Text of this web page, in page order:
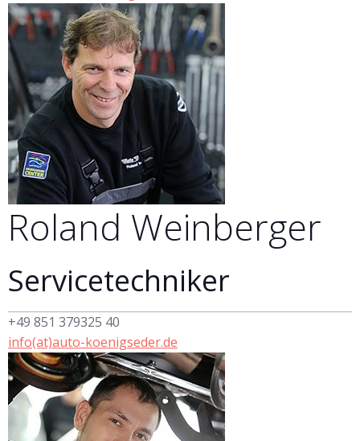
Roland Weinberger
Servicetechniker
+49 851 379325 40
info(at)auto-koenigseder.de